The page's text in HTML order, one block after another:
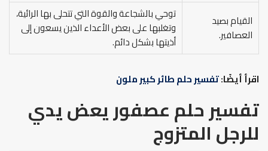
القيام بصيد
العصافير.
توحي بالشجاعة والقوة التي تتحلى بها الرائية،
وتغلبها على بعض الأعداء الذين يسعون إلى
أذيتها بشكل دائم.
اقرأ أيضًا:تفسير حلم طائر كبير ملون
تفسير حلم عصفور يعض يدي
للرجل المتزوج